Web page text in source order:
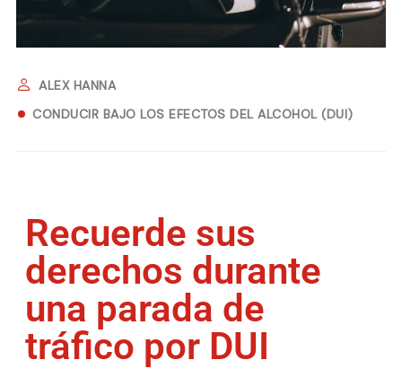
ALEX HANNA
CONDUCIR BAJO LOS EFECTOS DEL ALCOHOL (DUI)
Recuerde sus
derechos durante
una parada de
tráfico por DUI